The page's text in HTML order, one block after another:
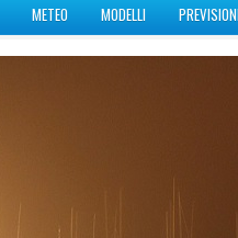
METEO MODELLI